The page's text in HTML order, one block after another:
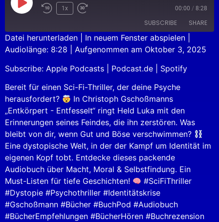
1x 00:00 / 8:28
SUBSCRIBE SHARE
Apple Podcasts Podcast.de
Spotify
RSS FEED
SHARE
LINK
EMBED
Datei herunterladen In neuem Fenster abspielen
Audiolänge: 8:28
Aufgenommen am Oktober 3, 2025
Subscribe: Apple Podcasts Podcast.de
Spotify
Bereit für einen Sci-Fi-Thriller, der deine Psyche
herausfordert?
In Christoph Gschoßmanns
„Entkörpert - Entfesselt“ ringt Held Luka mit den
Erinnerungen seines Feindes, die ihn zerstören. Was
bleibt von dir, wenn Gut und Böse verschwimmen?
Eine dystopische Welt, in der der Kampf um Identität im
eigenen Kopf tobt. Entdecke dieses packende
Audiobuch über Macht, Moral & Selbstfindung. Ein
Must-Listen für tiefe Geschichten!
#SciFiThriller
#Dystopie #Psychothriller #Identitätskrise
#Gschoßmann #Bücher #BuchPod #Audiobuch
#BücherEmpfehlungen #BücherHören #Buchrezension